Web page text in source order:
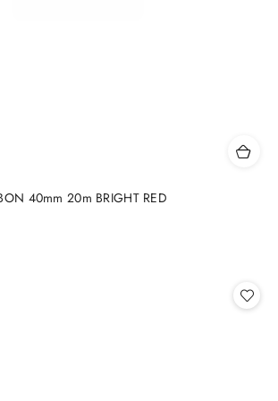
40mm 20m BRIGHT RED